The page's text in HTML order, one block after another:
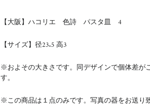
【大阪】ハコリエ 色詩 パスタ皿 4
【サイズ】径23.5高3
※およその大きさです。同デザインで個体差が
す。
※この商品は１点のみです。写真の器をお送り